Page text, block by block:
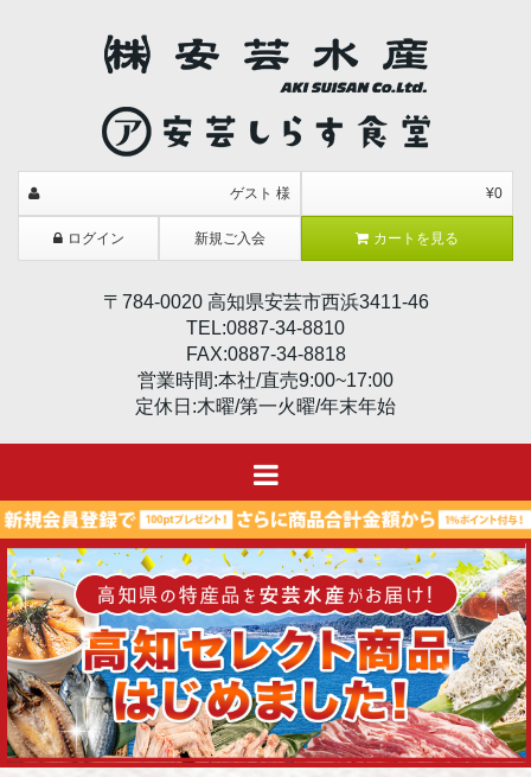
ゲスト 様
ログイン 新規ご入会
¥0
カートを見る
〒784-0020 高知県安芸市西浜3411-46
TEL:0887-34-8810
FAX:0887-34-8818
営業時間:本社/直売9:00~17:00
定休日:木曜/第一火曜/年末年始